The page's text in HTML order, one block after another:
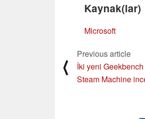
Kaynak(lar)
Microsoft
⟨
Previous article
İki yeni Geekbench
Steam Machine